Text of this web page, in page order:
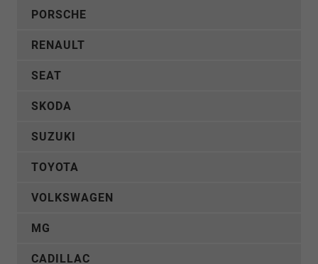
PORSCHE
RENAULT
SEAT
SKODA
SUZUKI
TOYOTA
VOLKSWAGEN
MG
CADILLAC